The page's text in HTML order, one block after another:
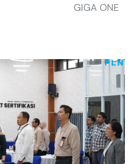
GIGA ONE